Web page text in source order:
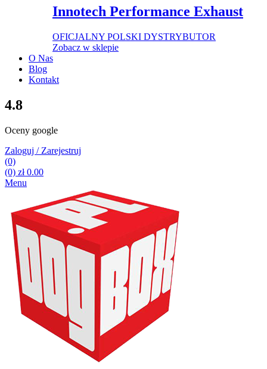
Innotech Performance Exhaust
OFICJALNY POLSKI DYSTRYBUTOR
Zobacz w sklepie
O Nas
Blog
Kontakt
4.8
Oceny google
Zaloguj / Zarejestruj
(0)
(0) zł0.00
Menu